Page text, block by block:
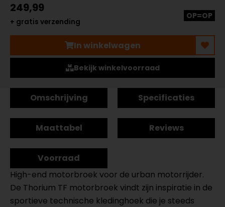
249,99
+ gratis verzending
OP=OP
In winkelwagen
Bekijk winkelvoorraad
Omschrijving Specificaties
Maattabel Reviews
Voorraad
High-end motorbroek voor de urban motorrijder.
De Thorium TF motorbroek vindt zijn inspiratie in de
sportieve technische kledinghoek die je steeds